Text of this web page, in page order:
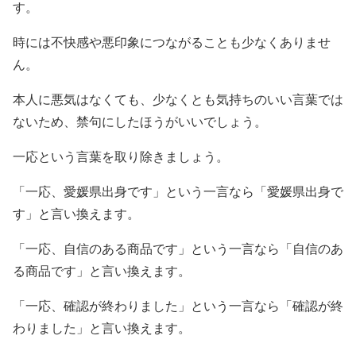
す。
時には不快感や悪印象につながることも少なくありませ
ん。
本人に悪気はなくても、少なくとも気持ちのいい言葉では
ないため、禁句にしたほうがいいでしょう。
一応という言葉を取り除きましょう。
「一応、愛媛県出身です」という一言なら「愛媛県出身で
す」と言い換えます。
「一応、自信のある商品です」という一言なら「自信のあ
る商品です」と言い換えます。
「一応、確認が終わりました」という一言なら「確認が終
わりました」と言い換えます。